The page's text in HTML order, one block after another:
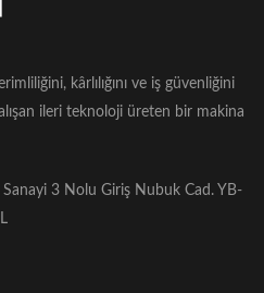
kârlılığını ve iş güvenliğini
ileri teknoloji üreten bir makina
Sanayi 3 Nolu Giriş Nubuk Cad. YB-